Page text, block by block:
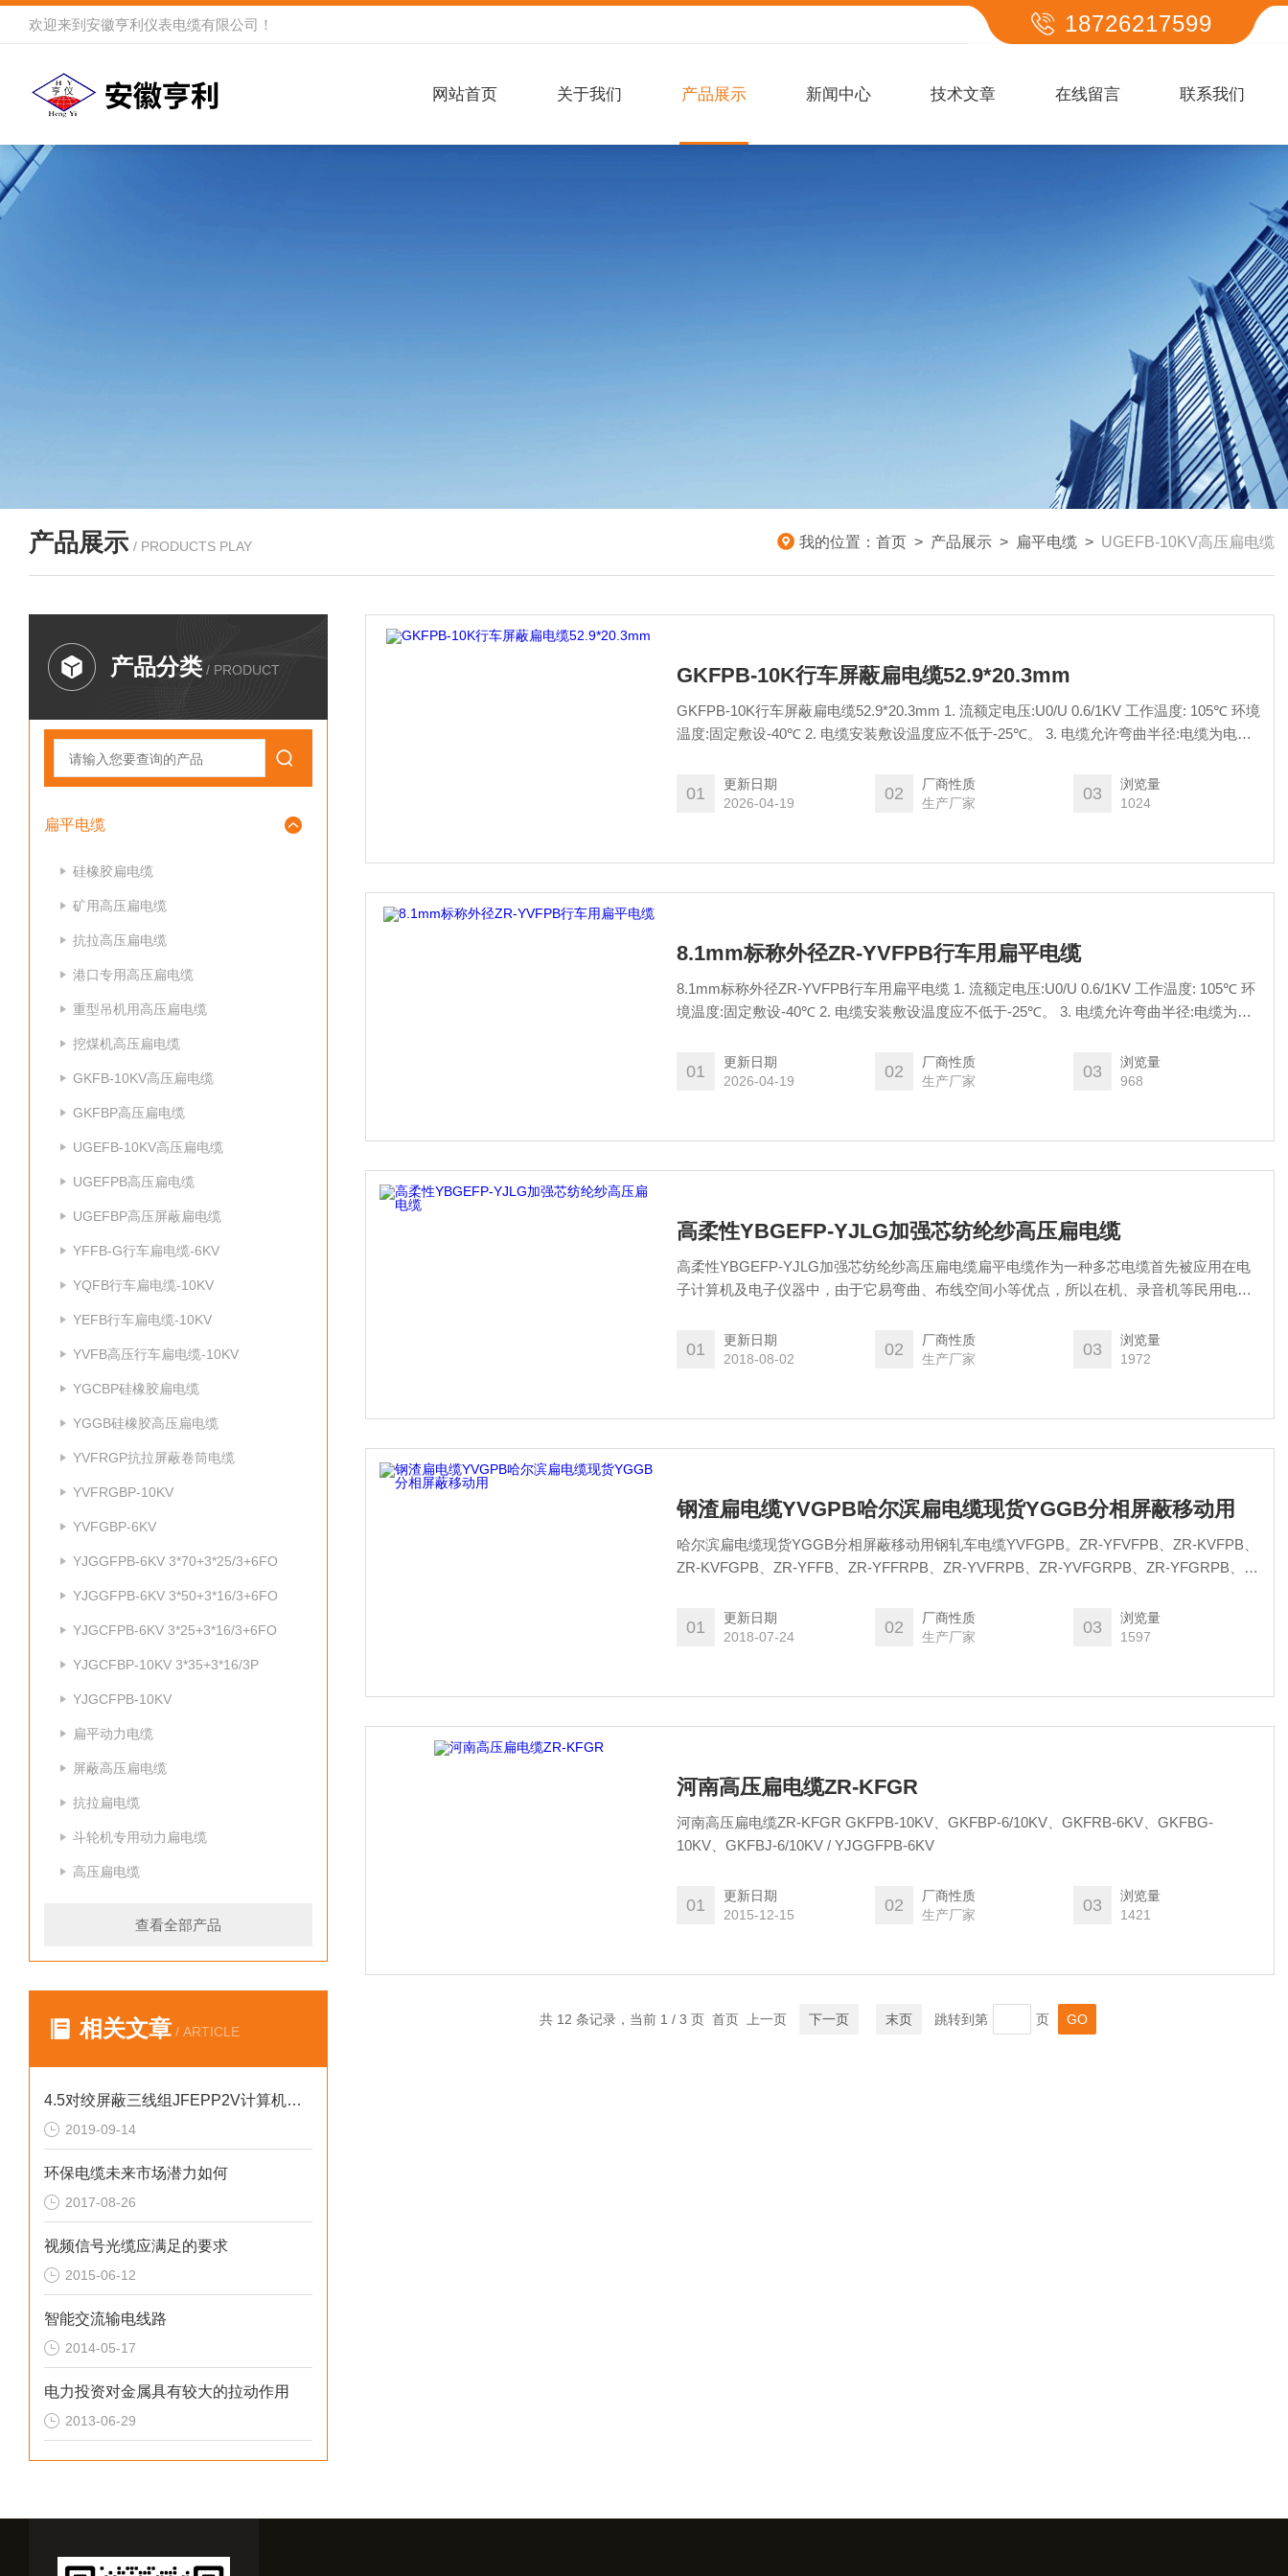
欢迎来到 安徽亨利仪表电缆有限公司 ！ 18726217599
网站首页 关于我们 产品展示 新闻中心 技术文章 在线留言 联系我们
产品展示 / PRODUCTS PLAY 我的位置： 首页 > 产品展示 > 扁平电缆 > UGEFB-10KV高压扁电缆
产品分类 / PRODUCT
扁平电缆
硅橡胶扁电缆
矿用高压扁电缆
抗拉高压扁电缆
港口专用高压扁电缆
重型吊机用高压扁电缆
挖煤机高压扁电缆
GKFB-10KV高压扁电缆
GKFBP高压扁电缆
UGEFB-10KV高压扁电缆
UGEFPB高压扁电缆
UGEFBP高压屏蔽扁电缆
YFFB-G行车扁电缆-6KV
YQFB行车扁电缆-10KV
YEFB行车扁电缆-10KV
YVFB高压行车扁电缆-10KV
YGCBP硅橡胶扁电缆
YGGB硅橡胶高压扁电缆
YVFRGP抗拉屏蔽卷筒电缆
YVFRGBP-10KV
YVFGBP-6KV
YJGGFPB-6KV 3*70+3*25/3+6FO
YJGGFPB-6KV 3*50+3*16/3+6FO
YJGCFPB-6KV 3*25+3*16/3+6FO
YJGCFBP-10KV 3*35+3*16/3P
YJGCFPB-10KV
扁平动力电缆
屏蔽高压扁电缆
抗拉扁电缆
斗轮机专用动力扁电缆
高压扁电缆
查看全部产品
相关文章 / ARTICLE
4.5对绞屏蔽三线组JFEPP2V计算机电缆
2019-09-14
环保电缆未来市场潜力如何
2017-08-26
视频信号光缆应满足的要求
2015-06-12
智能交流输电线路
2014-05-17
电力投资对金属具有较大的拉动作用
2013-06-29
GKFPB-10K行车屏蔽扁电缆52.9*20.3mm
GKFPB-10K行车屏蔽扁电缆52.9*20.3mm 1. 流额定电压:U0/U 0.6/1KV 工作温度: 105℃ 环境
温度:固定敷设-40℃ 2. 电缆安装敷设温度应不低于-25℃。 3. 电缆允许弯曲半径:电缆为电缆
01
更新日期
2026-04-19
02
厂商性质
生产厂家
03
浏览量
1024
8.1mm标称外径ZR-YVFPB行车用扁平电缆
8.1mm标称外径ZR-YVFPB行车用扁平电缆 1. 流额定电压:U0/U 0.6/1KV 工作温度: 105℃ 环
境温度:固定敷设-40℃ 2. 电缆安装敷设温度应不低于-25℃。 3. 电缆允许弯曲半径:电缆为电
01
更新日期
2026-04-19
02
厂商性质
生产厂家
03
浏览量
968
高柔性YBGEFP-YJLG加强芯纺纶纱高压扁电缆
高柔性YBGEFP-YJLG加强芯纺纶纱高压扁电缆扁平电缆作为一种多芯电缆首先被应用在电
子计算机及电子仪器中，由于它易弯曲、布线空间小等优点，所以在机、录音机等民用电器
01
更新日期
2018-08-02
02
厂商性质
生产厂家
03
浏览量
1972
钢渣扁电缆YVGPB哈尔滨扁电缆现货YGGB分相屏蔽移动用
哈尔滨扁电缆现货YGGB分相屏蔽移动用钢轧车电缆YVFGPB。ZR-YFVFPB、ZR-KVFPB、
ZR-KVFGPB、ZR-YFFB、ZR-YFFRPB、ZR-YVFRPB、ZR-YVFGRPB、ZR-YFGRPB、
KVFRPB、ZR-KVFGRB、ZR-YF46GB、ZR-KF46GB、
01
更新日期
2018-07-24
02
厂商性质
生产厂家
03
浏览量
1597
河南高压扁电缆ZR-KFGR
河南高压扁电缆ZR-KFGR GKFPB-10KV、GKFBP-6/10KV、GKFRB-6KV、GKFBG-
10KV、GKFBJ-6/10KV / YJGGFPB-6KV
01
更新日期
2015-12-15
02
厂商性质
生产厂家
03
浏览量
1421
共 12 条记录，当前 1 / 3 页 首页 上一页 下一页 末页 跳转到第 页